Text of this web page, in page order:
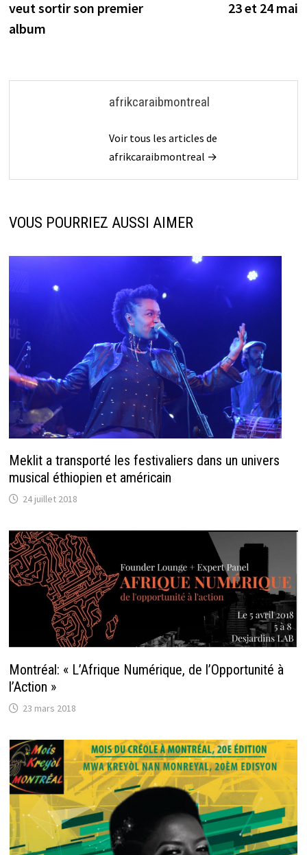
veut sortir son premier
album
23 et 24 mai
afrikcaraibmontreal
Voir tous les articles de
afrikcaraibmontreal →
VOUS POURRIEZ AUSSI AIMER
Meklit a transporté les festivaliers dans un univers
musical éthiopien et américain
24 juillet 2018
Montréal: « L’Afrique Numérique, de l’Opportunité à
l’Action »
23 mars 2018